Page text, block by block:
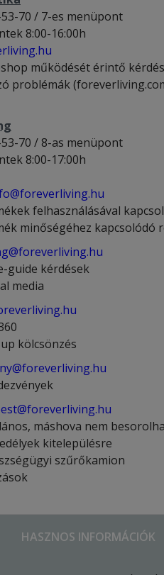
70 / 7-es menüpont
8:00-16:00h
működését érintő
problémák
70 / 8-as menüpont
8:00-17:00h
felhasználásával
minőségéhez kapcsolódó
guide kérdések
media
kölcsönzés
máshova nem
kitelepülésre
szűrőkamion
HASZNOS INFORMÁCIÓK